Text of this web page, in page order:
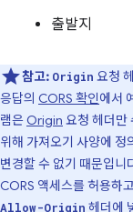
출발지
참고: Origin 요청
응답의 CORS 확인에서
램은 Origin 요청 헤더만
위해 가져오기 사양에 정
변경할 수 없기 때문입니
CORS 액세스를 허용하
Allow-Origin 헤더에